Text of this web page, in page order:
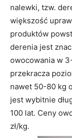
nalewki, tzw.
większość
produktów
derenia jest
owocowania w
przekracza
nawet 50-80 kg
jest wybitnie
100 lat. Ceny
zł/kg.